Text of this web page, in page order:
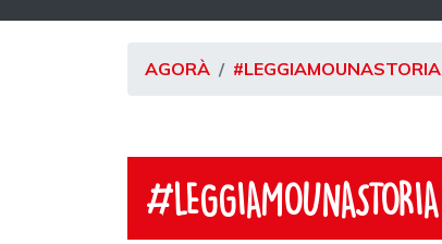
AGORÀ #LEGGIAMOUNASTORIA
#LEGGIAMOUNASTORIA